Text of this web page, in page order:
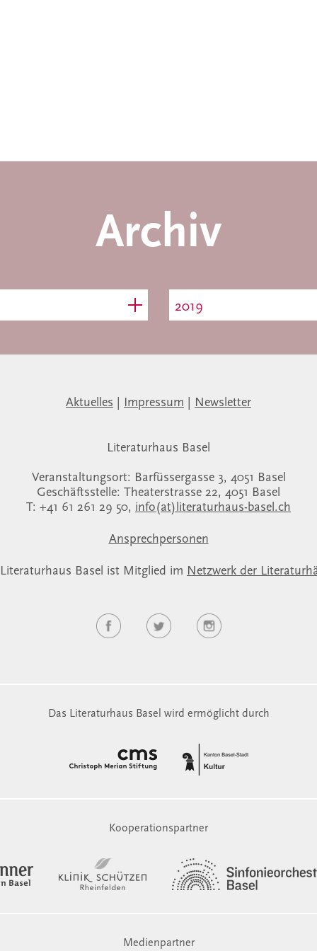
Archiv
2019
Aktuelles Impressum Newsletter
Literaturhaus Basel
Veranstaltungsort: Barfüssergasse 3, 4051 Basel
Geschäftsstelle: Theaterstrasse 22, 4051 Basel
T: +41 61 261 29 50, info(at)literaturhaus-basel.ch
Ansprechpersonen
Basel ist Mitglied im Netzwerk der
Das Literaturhaus Basel wird ermöglicht durch
Kooperationspartner
Medienpartner